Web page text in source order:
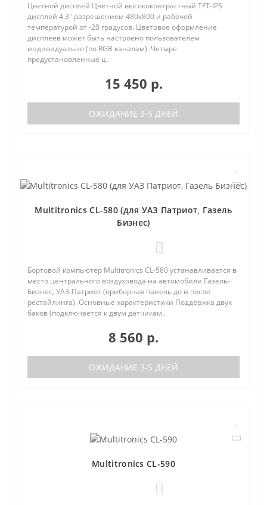
Цветной дисплей Цветной высококонтрастный TFT-IPS
дисплей 4.3" разрешением 480х800 и рабочей
температурой от -20 градусов. Цветовое оформление
дисплеев может быть настроено пользователем
индивидуально (по RGB каналам). Четыре
предустановленные ц..
15 450 р.
ОЖИДАНИЕ 3-5 ДНЕЙ
Multitronics CL-580 (для УАЗ Патриот, Газель
Бизнес)
Бортовой компьютер Multitronics CL-580 устанавливается в
место центрального воздуховода на автомобили Газель-
Бизнес, УАЗ-Патриот (приборная панель до и после
рестайлинга). Основные характеристики Поддержка двух
баков (подключается к двум датчикам..
8 560 р.
ОЖИДАНИЕ 3-5 ДНЕЙ
Multitronics CL-590